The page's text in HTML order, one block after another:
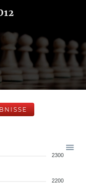
2300
2200